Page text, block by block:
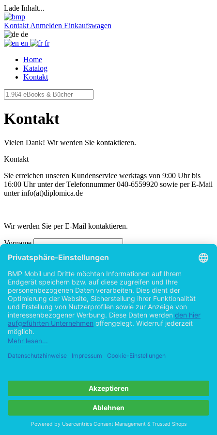
Lade Inhalt...
Kontakt Anmelden Einkaufswagen
de
en
fr
Home
Katalog
Kontakt
Kontakt
Vielen Dank! Wir werden Sie kontaktieren.
Kontakt
Sie erreichen unseren Kundenservice werktags von 9:00 Uhr bis
16:00 Uhr unter der Telefonnummer 040-6559920 sowie per E-Mail
unter info(at)diplomica.de
Wir werden Sie per E-Mail kontaktieren.
Vorname
Nachname
Ihre E-Mail-Adresse (Pflichtfelder)*
Optional: Ihre Nachricht an uns
Absenden
Hilfe/FAQ
Impressum
Datenschutz
AGB
Vertrag widerrufen
byOpen Publishing